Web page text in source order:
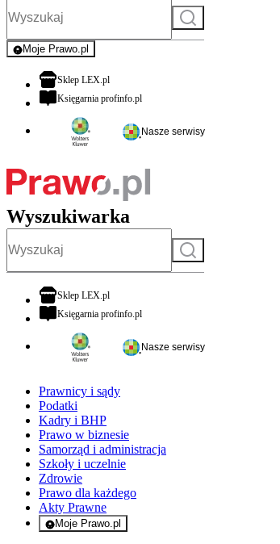
Szukaj
Moje Prawo.pl
- rejestracja i logowanie do serwisu
Sklep LEX.plotwiera się w nowej karcie
Księgarnia profinfo.plotwiera się w nowej karcie
Nasze serwisy
Wyszukiwarka
Szukaj
Sklep LEX.plotwiera się w nowej karcie
Księgarnia profinfo.plotwiera się w nowej karcie
Nasze serwisy
Prawnicy i sądy
Podatki
Kadry i BHP
Prawo w biznesie
Samorząd i administracja
Szkoły i uczelnie
Zdrowie
Prawo dla każdego
Akty Prawne
Moje Prawo.pl
- rejestracja i logowanie do serwisu